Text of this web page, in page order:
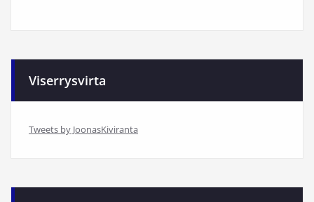
Viserrysvirta
Tweets by JoonasKiviranta